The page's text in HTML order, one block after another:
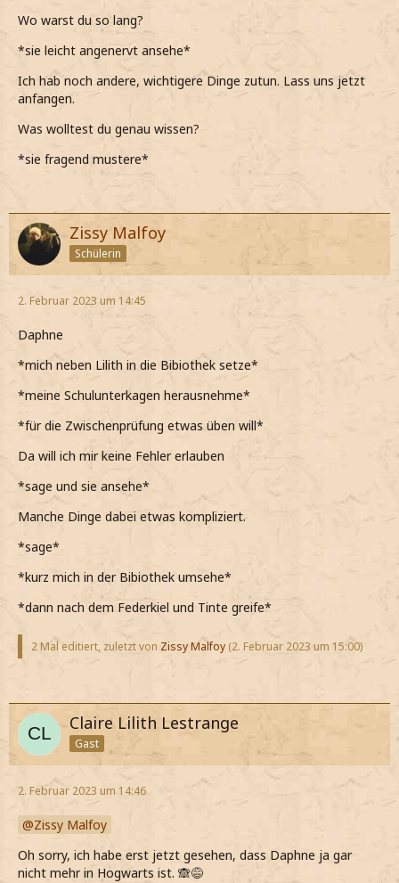
Wo warst du so lang?
*sie leicht angenervt ansehe*
Ich hab noch andere, wichtigere Dinge zutun. Lass uns jetzt
anfangen.
Was wolltest du genau wissen?
*sie fragend mustere*
Zissy Malfoy
Schülerin
2. Februar 2023 um 14:45
Daphne
*mich neben Lilith in die Bibiothek setze*
*meine Schulunterkagen herausnehme*
*für die Zwischenprüfung etwas üben will*
Da will ich mir keine Fehler erlauben
*sage und sie ansehe*
Manche Dinge dabei etwas kompliziert.
*sage*
*kurz mich in der Bibiothek umsehe*
*dann nach dem Federkiel und Tinte greife*
2 Mal editiert, zuletzt von Zissy Malfoy (2. Februar 2023 um 15:00)
Claire Lilith Lestrange
Gast
2. Februar 2023 um 14:46
Zissy Malfoy
Oh sorry, ich habe erst jetzt gesehen, dass Daphne ja gar
nicht mehr in Hogwarts ist. 🙈😅